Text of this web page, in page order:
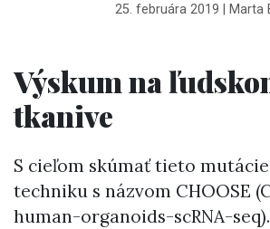
25. februára 2019 Marta
Výskum na
tkanive
S cieľom skúmať tieto
techniku s názvom CHOOSE
human-organoids-scRNA-